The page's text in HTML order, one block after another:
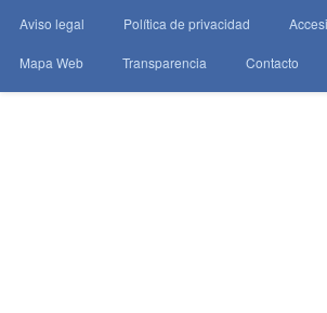
Aviso legal Política de privacidad
Mapa Web Transparencia Contacto